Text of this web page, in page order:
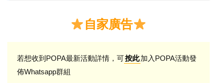
自家廣告
若想收到POPA最新活動詳情，可按此加入POPA活動發
佈Whatsapp群組